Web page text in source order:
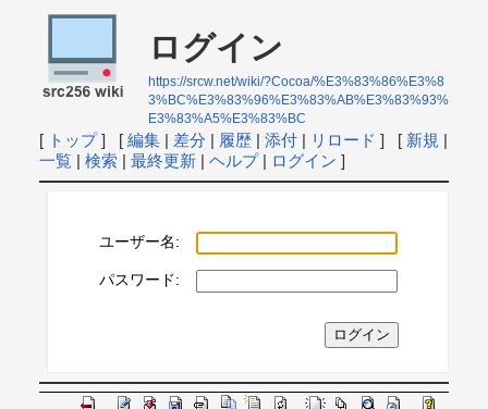
ログイン
https://srcw.net/wiki/?Cocoa/%E3%83%86%E3%8
3%BC%E3%83%96%E3%83%AB%E3%83%93%
E3%83%A5%E3%83%BC
[ トップ] [ 編集| 差分 | 履歴| 添付| リロード ] [ 新規 |
一覧| 検索| 最終更新| ヘルプ| ログイン ]
ユーザー名:
パスワード: